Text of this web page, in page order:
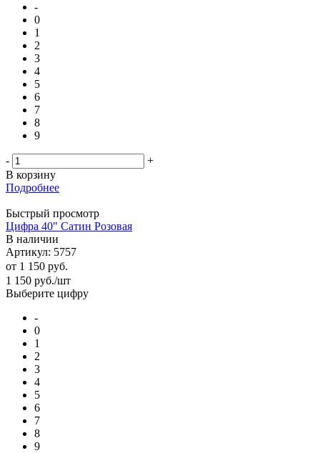
-
0
1
2
3
4
5
6
7
8
9
-
+
В корзину
Подробнее
Быстрый просмотр
Цифра 40" Сатин Розовая
В наличии
Артикул: 5757
от 1 150 руб.
1 150 руб./шт
Выберите цифру
-
0
1
2
3
4
5
6
7
8
9